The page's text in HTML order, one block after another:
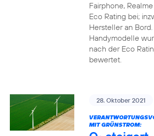
Fairphone,
Eco Rating bei;
Hersteller an
Handymodelle
nach der Eco
bewertet.
28. Oktober 2021
MIT GRÜNSTROM: